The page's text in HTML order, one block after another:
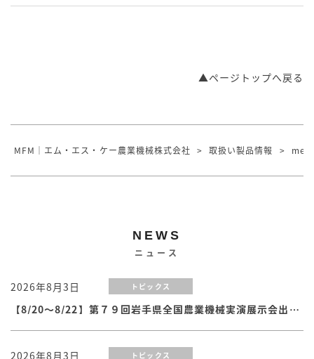
▲ページトップへ戻る
MFM｜エム・エス・ケー農業機械株式会社 > 取扱い製品情報 >
NEWS
ニュース
2026年8月3日 トピックス
【8/20～8/22】第７９回岩手県全国農業機械実演展示会出展のお知らせ
2026年8月3日 トピックス